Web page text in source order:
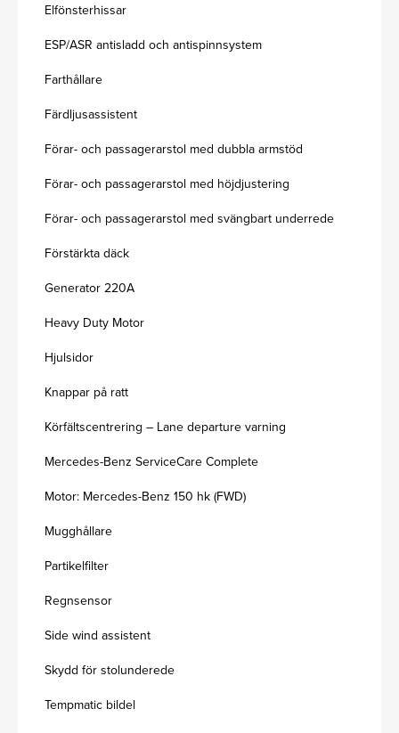
Elfönsterhissar
ESP/ASR antisladd och antispinnsystem
Farthållare
Färdljusassistent
Förar- och passagerarstol med dubbla armstöd
Förar- och passagerarstol med höjdjustering
Förar- och passagerarstol med svängbart underrede
Förstärkta däck
Generator 220A
Heavy Duty Motor
Hjulsidor
Knappar på ratt
Körfältscentrering – Lane departure varning
Mercedes-Benz ServiceCare Complete
Motor: Mercedes-Benz 150 hk (FWD)
Mugghållare
Partikelfilter
Regnsensor
Side wind assistent
Skydd för stolunderede
Tempmatic bildel